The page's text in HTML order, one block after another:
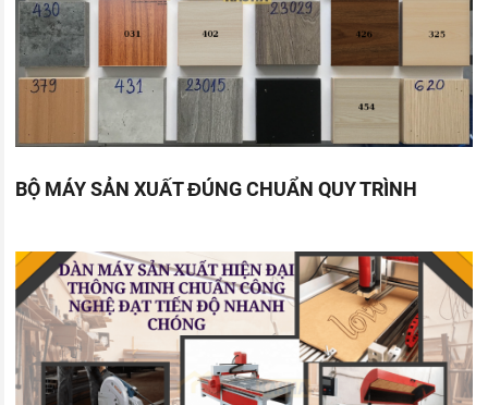
BỘ MÁY SẢN XUẤT ĐÚNG CHUẨN QUY TRÌNH